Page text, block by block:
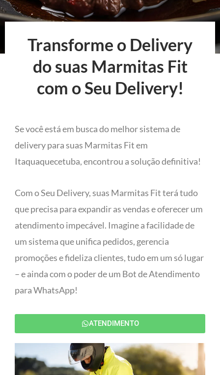
Transforme o Delivery
do suas Marmitas Fit
com o Seu Delivery!
Se você está em busca do melhor sistema de
delivery para suas Marmitas Fit em
Itaquaquecetuba, encontrou a solução definitiva!
Com o Seu Delivery, suas Marmitas Fit terá tudo
que precisa para expandir as vendas e oferecer um
atendimento impecável. Imagine a facilidade de
um sistema que unifica pedidos, gerencia
promoções e fideliza clientes, tudo em um só lugar
– e ainda com o poder de um Bot de Atendimento
para WhatsApp!
ATENDIMENTO